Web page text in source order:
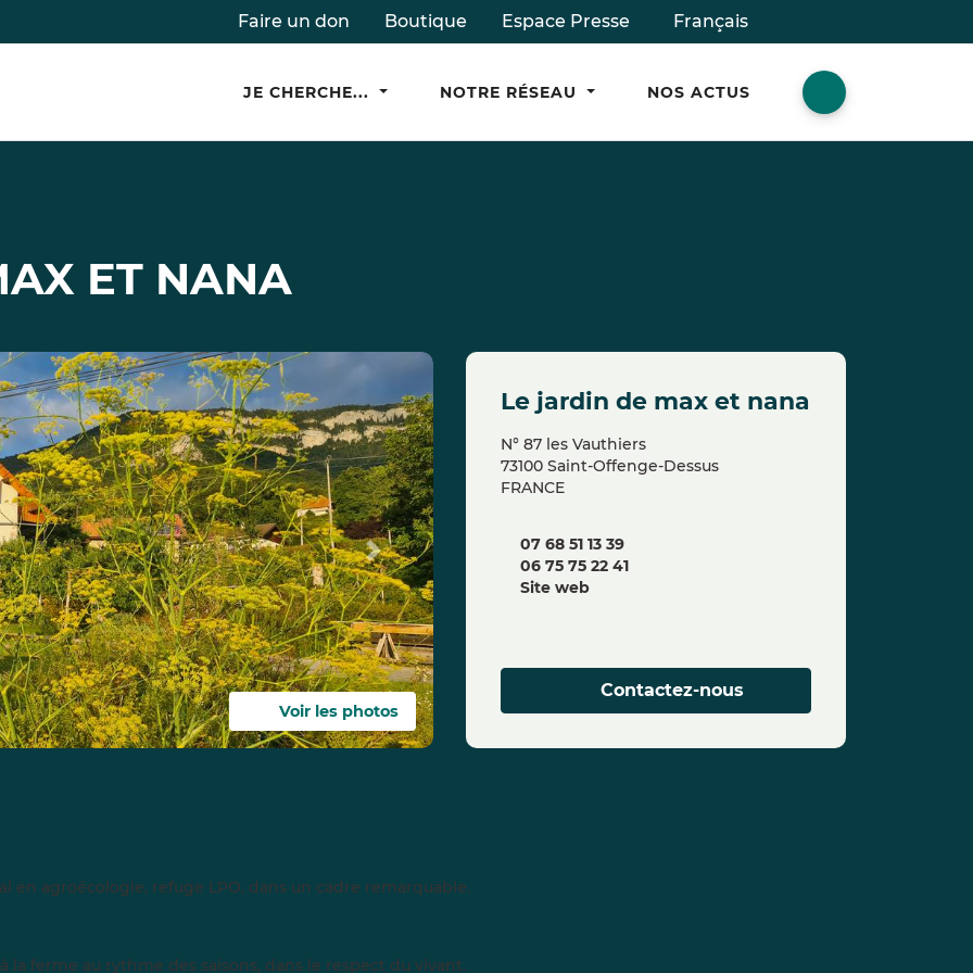
Faire un don Boutique Espace Presse Français
JE CHERCHE... NOTRE RÉSEAU NOS ACTUS
ET NANA
Voir les photos
Next
le jardin de max et nana
N° 87 les Vauthiers
73100 Saint-Offenge-Dessus
FRANCE
07 68 51 13 39
06 75 75 22 41
Site web
Contactez-nous
en agroécologie, refuge LPO, dans un cadre remarquable.
ferme au rythme des saisons, dans le respect du vivant.